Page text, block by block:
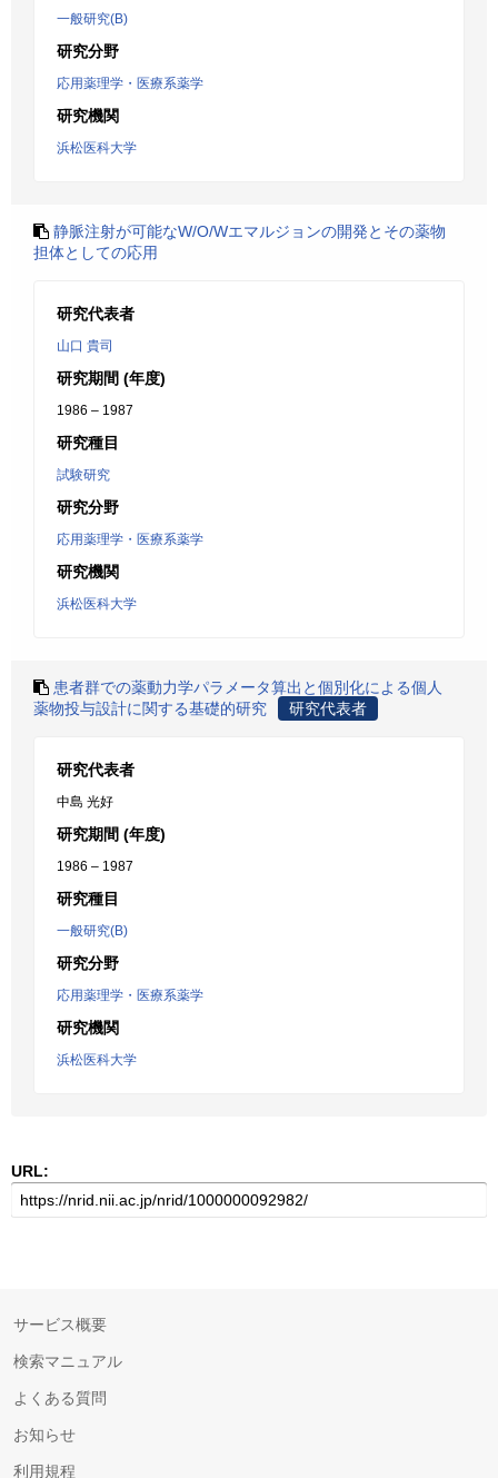
一般研究(B)
研究分野
応用薬理学・医療系薬学
研究機関
浜松医科大学
静脈注射が可能なW/O/Wエマルジョンの開発とその薬物
担体としての応用
研究代表者
山口 貴司
研究期間 (年度)
1986 – 1987
研究種目
試験研究
研究分野
応用薬理学・医療系薬学
研究機関
浜松医科大学
患者群での薬動力学パラメータ算出と個別化による個人
薬物投与設計に関する基礎的研究
研究代表者
研究代表者
中島 光好
研究期間 (年度)
1986 – 1987
研究種目
一般研究(B)
研究分野
応用薬理学・医療系薬学
研究機関
浜松医科大学
URL:
サービス概要
検索マニュアル
よくある質問
お知らせ
利用規程